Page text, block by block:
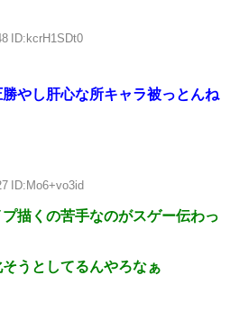
ID:kcrH1SDt0
やし肝心な所キャラ被っとんね
ID:Mo6+vo3id
描くの苦手なのがスゲー伝わっ
うとしてるんやろなぁ